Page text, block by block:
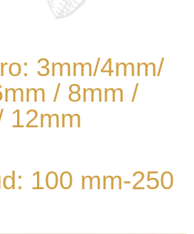
3mm/4mm/
/ 8mm /
12mm
100 mm-250